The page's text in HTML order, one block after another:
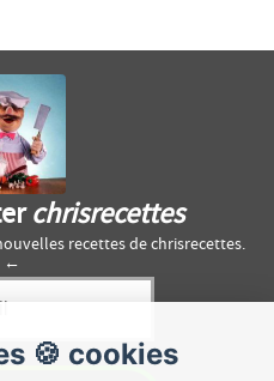
🍪 cookies
chrisrecettes
recettes de chrisrecettes.